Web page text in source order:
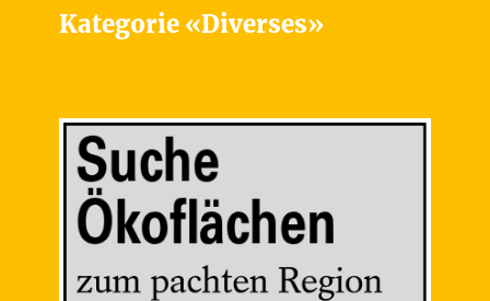
Kategorie «Diverses»